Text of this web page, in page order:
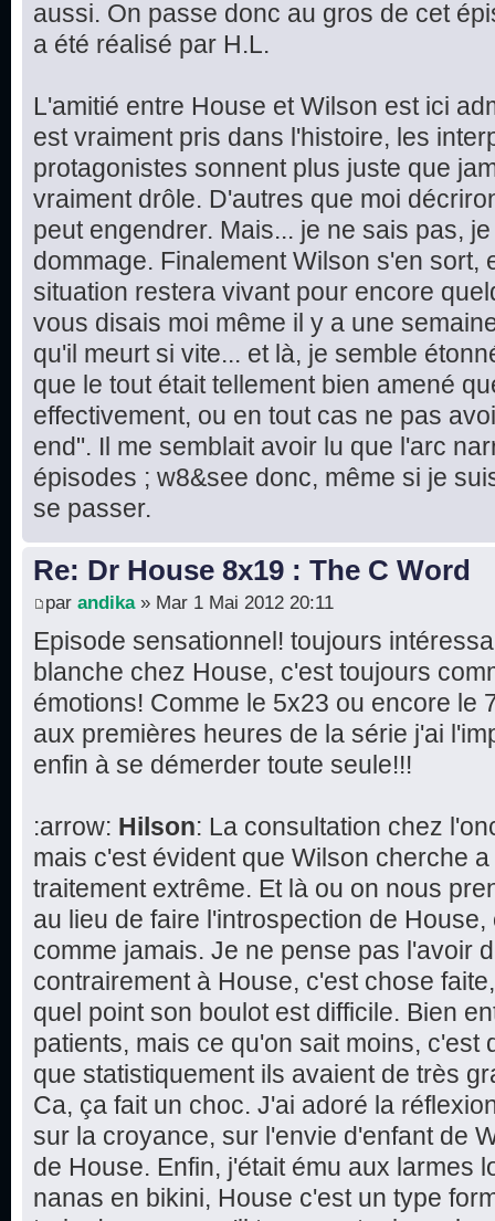
aussi. On passe donc au gros de cet
a été réalisé par H.L.
L'amitié entre House et Wilson est ici
est vraiment pris dans l'histoire, les
protagonistes sonnent plus juste que
vraiment drôle. D'autres que moi
peut engendrer. Mais... je ne sais pas,
dommage. Finalement Wilson s'en sort,
situation restera vivant pour encore
vous disais moi même il y a une
qu'il meurt si vite... et là, je semble
que le tout était tellement bien amené
effectivement, ou en tout cas ne pas
end". Il me semblait avoir lu que l'arc
épisodes ; w8&see donc, même si je
se passer.
Re: Dr House 8x19 : The C Word
par andika» Mar 1 Mai 2012 20:11
Episode sensationnel! toujours
blanche chez House, c'est toujours
émotions! Comme le 5x23 ou encore le
aux premières heures de la série j'ai
enfin à se démerder toute seule!!!
:arrow: Hilson: La consultation chez
mais c'est évident que Wilson cherche
traitement extrême. Et là ou on nous
au lieu de faire l'introspection de
comme jamais. Je ne pense pas l'avoir
contrairement à House, c'est chose
quel point son boulot est difficile. Bien
patients, mais ce qu'on sait moins, c'est
que statistiquement ils avaient de très
Ca, ça fait un choc. J'ai adoré la
sur la croyance, sur l'envie d'enfant de
de House. Enfin, j'était ému aux larmes
nanas en bikini, House c'est un type